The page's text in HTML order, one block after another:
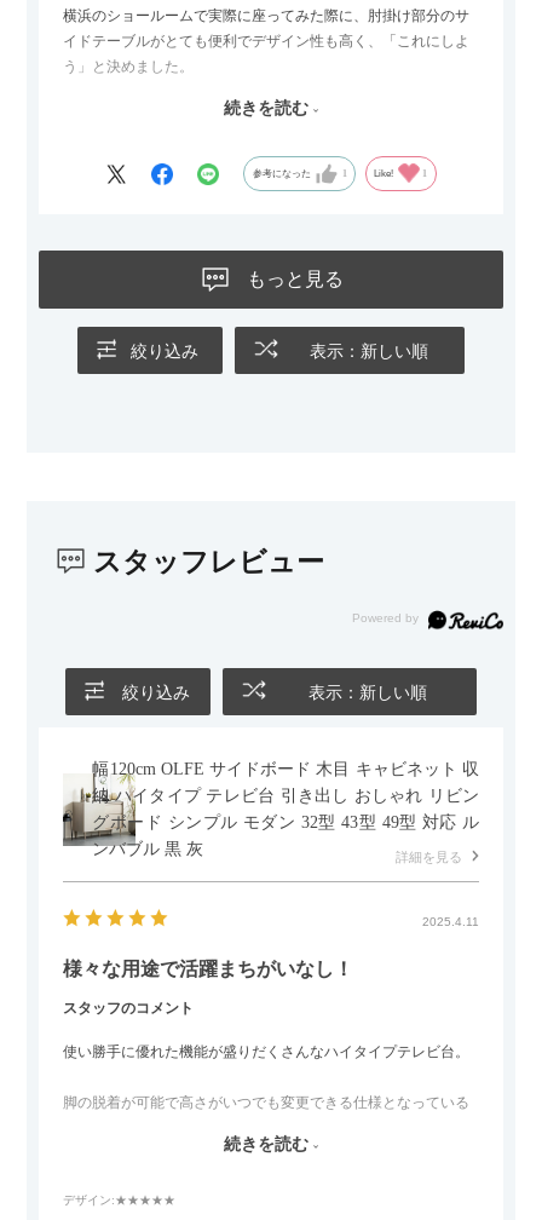
横浜のショールームで実際に座ってみた際に、肘掛け部分のサ
イドテーブルがとても便利でデザイン性も高く、「これにしよ
う」と決めました。
サイズは2.5人掛けですが、幅184cmとコンパクトなので圧迫感
グとのバランスもぴったりで、リビング全体がすっきり見えま
ないのもお気に入りのポイントです。さらに、わが家はソファ
の後ろ側を通ることも多い間取りなので、背面まできれいに仕
ても美しく、空間の印象を損ないません。
また、カウチのように足を伸ばしてくつろげるスタイルが理想
かせるため、普段はカウチとして使い、来客時には離してスツ
続きを読む
参考になった 1 Like! 1
もっと見る
絞り込み 表示：新しい順
スタッフレビュー
絞り込み 表示：新しい順
幅120cm OLFE サイドボード 木目 キャビネット 収
納 ハイタイプ テレビ台 引き出し おしゃれ リビン
グボード シンプル モダン 32型 43型 49型 対応 ル
ンバブル 黒 灰
詳細を見る
2025.4.11
様々な用途で活躍まちがいなし！
スタッフのコメント
使い勝手に優れた機能が盛りだくさんなハイタイプテレビ台。
脚の脱着が可能で高さがいつでも変更できる仕様となっている
また、補助テーブルとして使用可能なスライドテーブルや収納
続きを読む
デザイン:★★★★★